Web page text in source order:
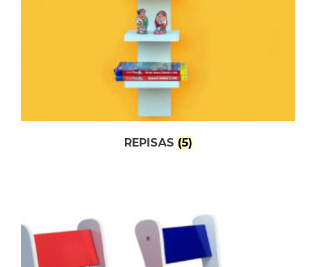
REPISAS (5)